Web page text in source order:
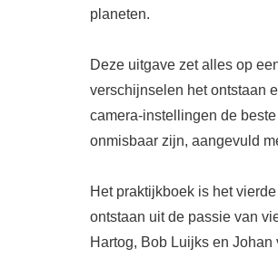
planeten.
Deze uitgave zet alles op
verschijnselen het ontstaan
camera-instellingen de
onmisbaar zijn, aangevuld
Het praktijkboek is het
ontstaan uit de passie van
Hartog, Bob Luijks en Johan